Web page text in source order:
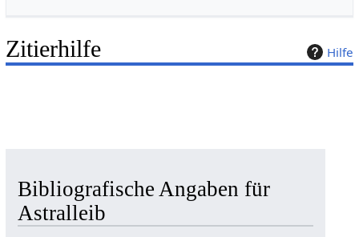
Hilfe
Zitierhilfe
Bibliografische Angaben für
Astralleib